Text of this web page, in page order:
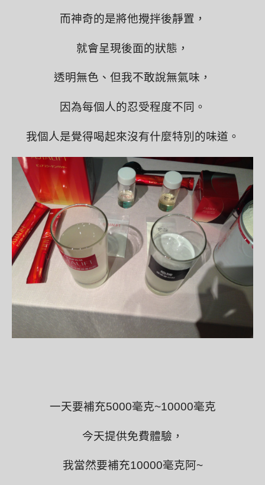
而神奇的是將他攪拌後靜置，
就會呈現後面的狀態，
透明無色、但我不敢說無氣味，
因為每個人的忍受程度不同。
我個人是覺得喝起來沒有什麼特別的味道。
一天要補充5000毫克~10000毫克
今天提供免費體驗，
我當然要補充10000毫克阿~